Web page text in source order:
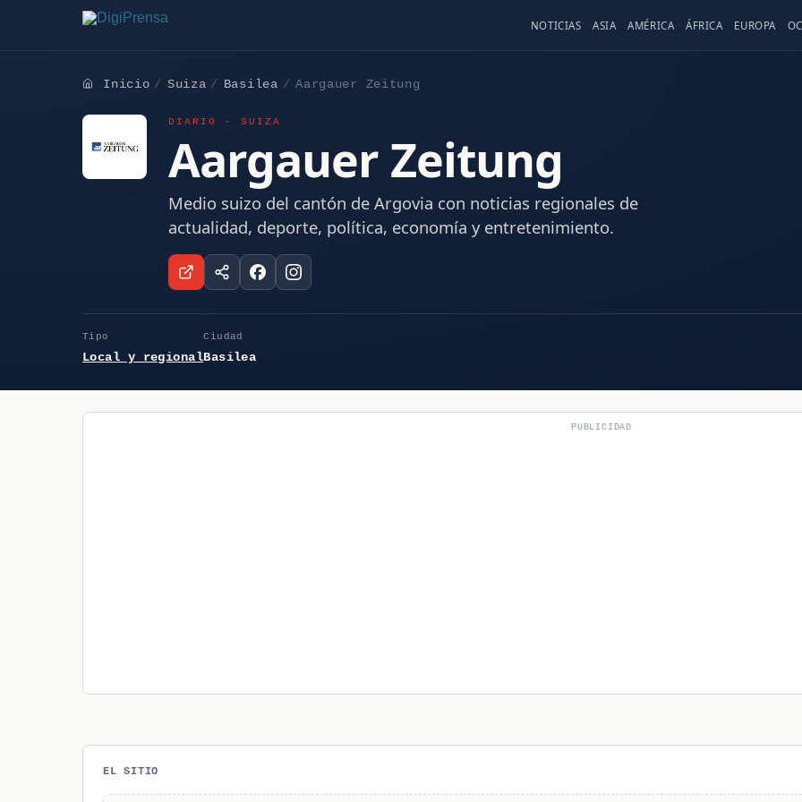
NOTICIAS ASIA AMÉRICA ÁFRICA EUROPA
Inicio Suiza Basilea Aargauer Zeitung
DIARIO · SUIZA
Aargauer Zeitung
Medio suizo del cantón de Argovia con noticias regionales de
actualidad, deporte, política, economía y entretenimiento.
Tipo
Local y regional
Ciudad
Basilea
PUBLICIDAD
EL SITIO